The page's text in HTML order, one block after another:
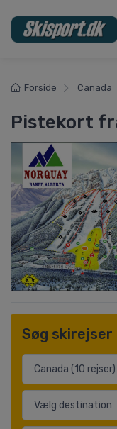
Forside Canada
Pistekort
Søg